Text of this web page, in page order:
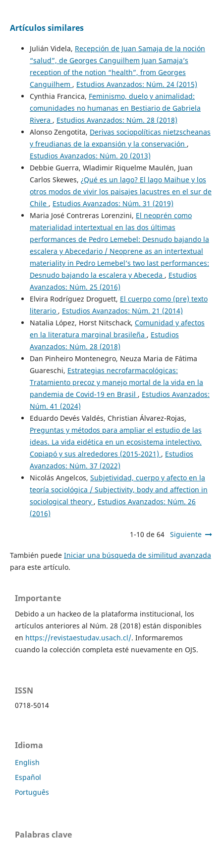
Artículos similares
Julián Videla, Recepción de Juan Samaja de la noción
“salud”, de Georges Canguilhem Juan Samaja’s
reception of the notion “health”, from Georges
Canguilhem , Estudios Avanzados: Núm. 24 (2015)
Cynthia Francica, Feminismo, duelo y animalidad:
comunidades no humanas en Bestiario de Gabriela
Rivera , Estudios Avanzados: Núm. 28 (2018)
Alonso Zengotita, Derivas sociopolíticas nietzscheanas
y freudianas de la expansión y la conservación ,
Estudios Avanzados: Núm. 20 (2013)
Debbie Guerra, Wladimir Riquelme Maulén, Juan
Carlos Skewes, ¿Qué es un lago? El lago Maihue y los
otros modos de vivir los paisajes lacustres en el sur de
Chile , Estudios Avanzados: Núm. 31 (2019)
Maria José Contreras Lorenzini, El neoprén como
materialidad intertextual en las dos últimas
performances de Pedro Lemebel: Desnudo bajando la
escalera y Abecedario / Neoprene as an intertextual
materiality in Pedro Lemebel’s two last performances:
Desnudo bajando la escalera y Abeceda , Estudios
Avanzados: Núm. 25 (2016)
Elvira Rodríguez Droguett, El cuerpo como (pre) texto
literario , Estudios Avanzados: Núm. 21 (2014)
Natalia López, Horst Nitschack, Comunidad y afectos
en la literatura marginal brasileña , Estudios
Avanzados: Núm. 28 (2018)
Dan Pinheiro Montenegro, Neuza Maria de Fátima
Guareschi, Estrategias necrofarmacológicas:
Tratamiento precoz y manejo mortal de la vida en la
pandemia de Covid-19 en Brasil , Estudios Avanzados:
Núm. 41 (2024)
Eduardo Devés Valdés, Christian Álvarez-Rojas,
Preguntas y métodos para ampliar el estudio de las
ideas. La vida eidética en un ecosistema intelectivo.
Copiapó y sus alrededores (2015-2021) , Estudios
Avanzados: Núm. 37 (2022)
Nicolás Angelcos, Subjetividad, cuerpo y afecto en la
teoría sociológica / Subjectivity, body and affection in
sociological theory , Estudios Avanzados: Núm. 26
(2016)
1-10 de 64 Siguiente
También puede Iniciar una búsqueda de similitud avanzada
para este artículo.
Importante
Debido a un hackeo de la plataforma institucional, los
artículos anteriores al Núm. 28 (2018) están disponibles
en https://revistaestudav.usach.cl/. Informaremos
cuando la colección completa esté nuevamente en OJS.
ISSN
0718-5014
Idioma
English
Español
Português
Palabras clave